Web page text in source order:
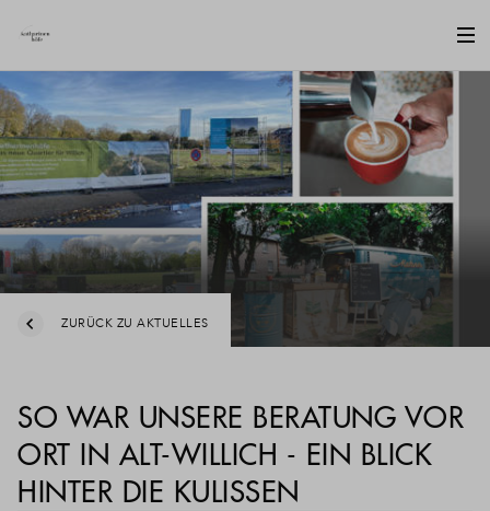
ZURÜCK ZU AKTUELLES
SO WAR UNSERE BERATUNG VOR
ORT IN ALT-WILLICH - EIN BLICK
HINTER DIE KULISSEN